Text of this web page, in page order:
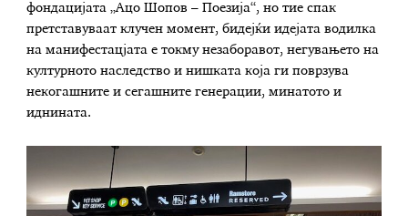
фондацијата „Ацо Шопов – Поезија“, но тие спак
претставуваат клучен момент, бидејќи идејата водилка
на манифестацјата е токму незаборавот, негувањето на
културното наследство и нишката која ги поврзува
некогашните и сегашните генерации, минатото и
иднината.